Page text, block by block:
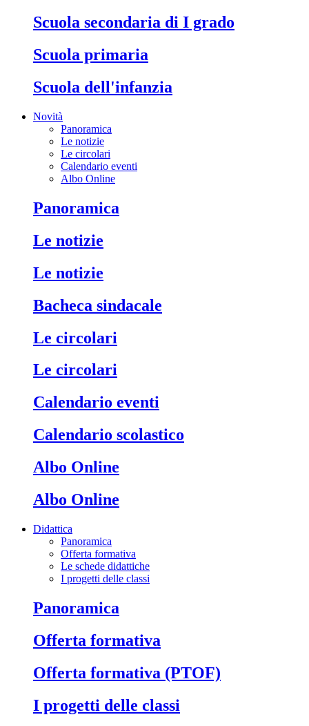
Scuola secondaria di I grado
Scuola primaria
Scuola dell'infanzia
Novità
Panoramica
Le notizie
Le circolari
Calendario eventi
Albo Online
Panoramica
Le notizie
Le notizie
Bacheca sindacale
Le circolari
Le circolari
Calendario eventi
Calendario scolastico
Albo Online
Albo Online
Didattica
Panoramica
Offerta formativa
Le schede didattiche
I progetti delle classi
Panoramica
Offerta formativa
Offerta formativa (PTOF)
I progetti delle classi